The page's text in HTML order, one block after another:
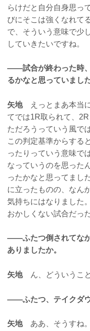
らけだと自分自身思っ
びにそこは強くなれて
で、そういう意味で少
していきたいですね。
——試合が終わった時
るかなと思っていまし
矢地えっとまあ本当に
てでは1R取られて、
ただろうっていう風で
この判定基準からする
ったりっていう意味で
なっていうのを思った
ったかなと思ってまし
に立ったものの、なん
気持ちにはなりました
おかしくない試合だっ
——ふたつ倒されてな
ありましたか。
矢地ん、どういうこ
——ふたつ、テイクダウ
矢地ああ、そうすね。